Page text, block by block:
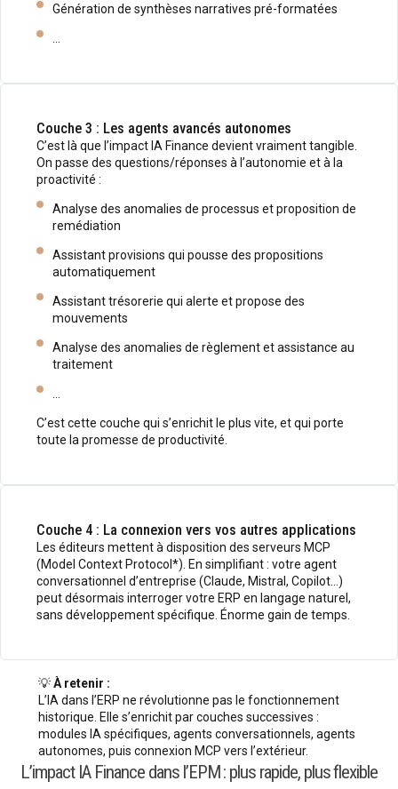
Génération de synthèses narratives pré-formatées
Couche 3 : Les agents avancés autonomes
C’est là que l’impact IA Finance devient vraiment tangible.
On passe des questions/réponses à l’autonomie et à la
proactivité :
Analyse des anomalies de processus et proposition de
remédiation
Assistant provisions qui pousse des propositions
automatiquement
Assistant trésorerie qui alerte et propose des
mouvements
Analyse des anomalies de règlement et assistance au
traitement
C’est cette couche qui s’enrichit le plus vite, et qui porte
toute la promesse de productivité.
Couche 4 : La connexion vers vos autres applications
Les éditeurs mettent à disposition des serveurs MCP
(Model Context Protocol*). En simplifiant : votre agent
conversationnel d’entreprise (Claude, Mistral, Copilot…)
peut désormais interroger votre ERP en langage naturel,
sans développement spécifique. Énorme gain de temps.
💡À retenir :
L’IA dans l’ERP ne révolutionne pas le fonctionnement
historique. Elle s’enrichit par couches successives :
modules IA spécifiques, agents conversationnels, agents
autonomes, puis connexion MCP vers l’extérieur.
L’impact IA Finance dans l’EPM : plus rapide, plus flexible